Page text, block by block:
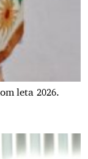
leta 2026.